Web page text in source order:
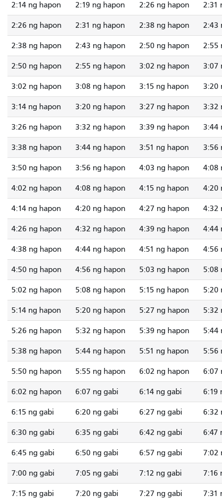
2:14 ng hapon 2:19 ng hapon 2:26 ng hapon 2:31
2:26 ng hapon 2:31 ng hapon 2:38 ng hapon 2:43
2:38 ng hapon 2:43 ng hapon 2:50 ng hapon 2:55
2:50 ng hapon 2:55 ng hapon 3:02 ng hapon 3:07
3:02 ng hapon 3:08 ng hapon 3:15 ng hapon 3:20
3:14 ng hapon 3:20 ng hapon 3:27 ng hapon 3:32
3:26 ng hapon 3:32 ng hapon 3:39 ng hapon 3:44
3:38 ng hapon 3:44 ng hapon 3:51 ng hapon 3:56
3:50 ng hapon 3:56 ng hapon 4:03 ng hapon 4:08
4:02 ng hapon 4:08 ng hapon 4:15 ng hapon 4:20
4:14 ng hapon 4:20 ng hapon 4:27 ng hapon 4:32
4:26 ng hapon 4:32 ng hapon 4:39 ng hapon 4:44
4:38 ng hapon 4:44 ng hapon 4:51 ng hapon 4:56
4:50 ng hapon 4:56 ng hapon 5:03 ng hapon 5:08
5:02 ng hapon 5:08 ng hapon 5:15 ng hapon 5:20
5:14 ng hapon 5:20 ng hapon 5:27 ng hapon 5:32
5:26 ng hapon 5:32 ng hapon 5:39 ng hapon 5:44
5:38 ng hapon 5:44 ng hapon 5:51 ng hapon 5:56
5:50 ng hapon 5:55 ng hapon 6:02 ng hapon 6:07
6:02 ng hapon 6:07 ng gabi 6:14 ng gabi 6:19
6:15 ng gabi 6:20 ng gabi 6:27 ng gabi 6:32
6:30 ng gabi 6:35 ng gabi 6:42 ng gabi 6:47
6:45 ng gabi 6:50 ng gabi 6:57 ng gabi 7:02
7:00 ng gabi 7:05 ng gabi 7:12 ng gabi 7:16
7:15 ng gabi 7:20 ng gabi 7:27 ng gabi 7:31